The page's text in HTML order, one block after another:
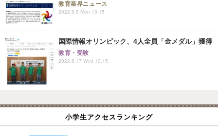
教育業界ニュース
2022.9.5 Mon 10:15
国際情報オリンピック、4人全員「金メダル」獲得
教育・受験
2022.8.17 Wed 10:15
小学生アクセスランキング